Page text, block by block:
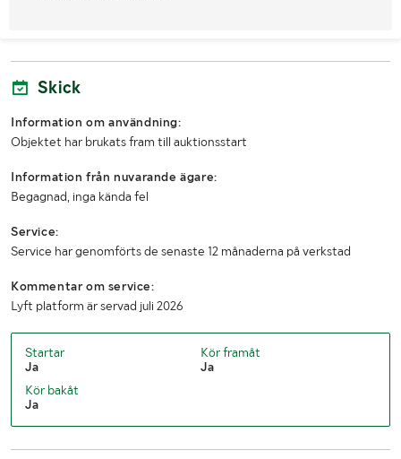
Importerad
1:a reg./1:a trafik sv.
Senaste godkända besiktning
Antal nycklar
INFORMATION OM LIFT:
Serienummer 6823
Skick
Information om användning:
Objektet har brukats fram till auktionsstart
Information från nuvarande ägare:
Begagnad, inga kända fel
Service:
Service har genomförts de senaste 12 månaderna på verkstad
Kommentar om service:
Lyft platform är servad juli 2026
Startar
Ja
Kör framåt
Ja
Kör bakåt
Ja